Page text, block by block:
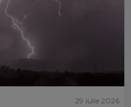
29 iulie 2026